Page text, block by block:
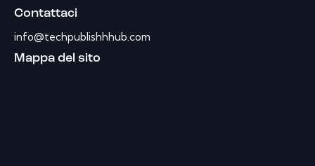
Contattaci
info@techpublishhhub.com
Mappa del sito